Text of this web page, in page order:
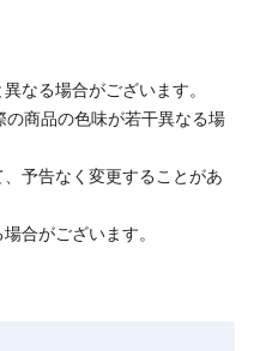
なる場合がございます。
商品の色味が若干異なる場
予告なく変更することがあ
合がございます。